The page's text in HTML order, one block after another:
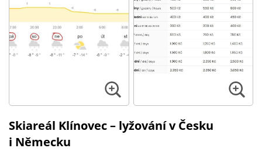
Skiareál Klínovec – lyžování v Česku
i Německu